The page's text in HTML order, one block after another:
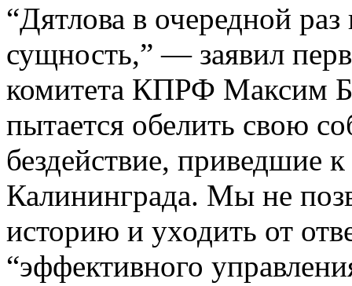
“Дятлова в очередной
сущность,” — заявил
комитета КПРФ Максим
пытается обелить свою
бездействие, приведшие
Калининграда. Мы не
историю и уходить от
“эффективного